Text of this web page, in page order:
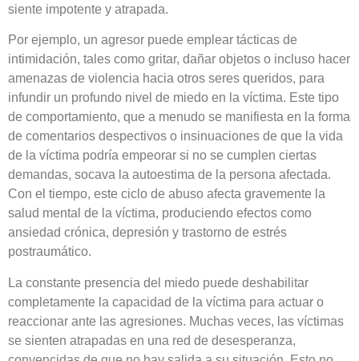
siente impotente y atrapada.
Por ejemplo, un agresor puede emplear tácticas de
intimidación, tales como gritar, dañar objetos o incluso hacer
amenazas de violencia hacia otros seres queridos, para
infundir un profundo nivel de miedo en la víctima. Este tipo
de comportamiento, que a menudo se manifiesta en la forma
de comentarios despectivos o insinuaciones de que la vida
de la víctima podría empeorar si no se cumplen ciertas
demandas, socava la autoestima de la persona afectada.
Con el tiempo, este ciclo de abuso afecta gravemente la
salud mental de la víctima, produciendo efectos como
ansiedad crónica, depresión y trastorno de estrés
postraumático.
La constante presencia del miedo puede deshabilitar
completamente la capacidad de la víctima para actuar o
reaccionar ante las agresiones. Muchas veces, las víctimas
se sienten atrapadas en una red de desesperanza,